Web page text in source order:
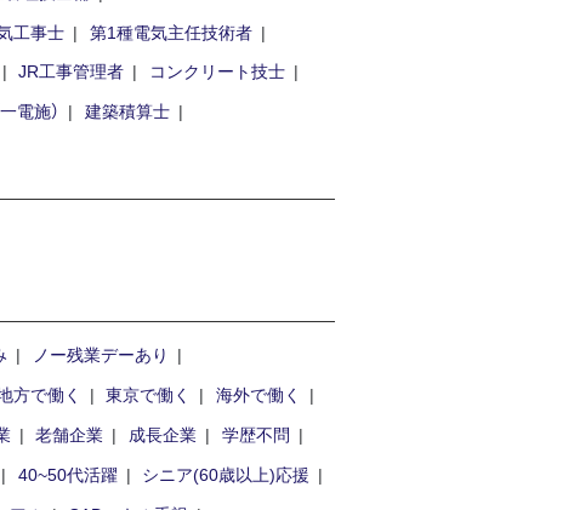
工事士
第1種電気主任技術者
JR工事管理者
コンクリート技士
電施） 建築積算士
ノー残業デーあり
方で働く 東京で働く
海外で働く
老舗企業 成長企業
学歴不問
40~50代活躍
シニア(60歳以上)応援